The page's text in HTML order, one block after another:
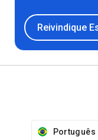
Reivindique
Português